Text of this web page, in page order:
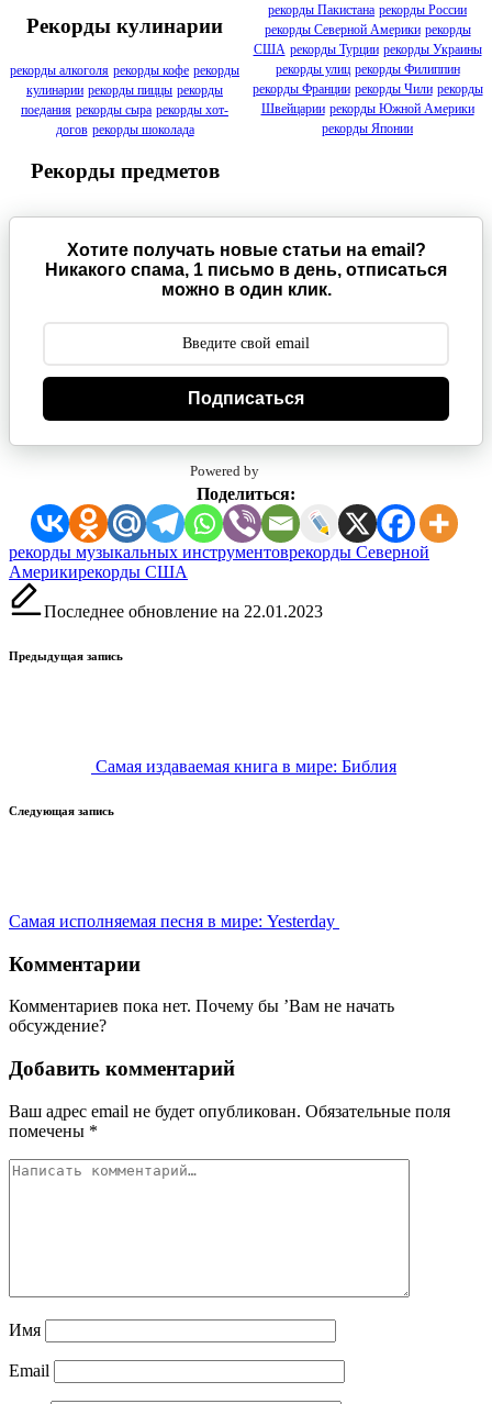
Рекорды кулинарии
рекорды алкоголя рекорды кофе рекорды
кулинарии рекорды пиццы рекорды
поедания рекорды сыра рекорды хот-
догов рекорды шоколада
Рекорды предметов
рекорды Пакистана рекорды России
рекорды Северной Америки рекорды
США рекорды Турции рекорды Украины
рекорды улиц рекорды Филиппин
рекорды Франции рекорды Чили рекорды
Швейцарии рекорды Южной Америки
рекорды Японии
Хотите получать новые статьи на email?
Никакого спама, 1 письмо в день, отписаться
можно в один клик.
Подписаться
Powered by
Поделиться:
Метки:
рекорды музыкальных инструментоврекорды Северной
Америкирекорды США
Последнее обновление на 22.01.2023
Навигация
Предыдущая запись
Самая издаваемая книга в мире: Библия
Следующая запись
Самая исполняемая песня в мире: Yesterday
Комментарии
Комментариев пока нет. Почему бы ’Вам не начать
обсуждение?
Добавить комментарий
Ваш адрес email не будет опубликован. Обязательные поля
помечены *
Имя
Email